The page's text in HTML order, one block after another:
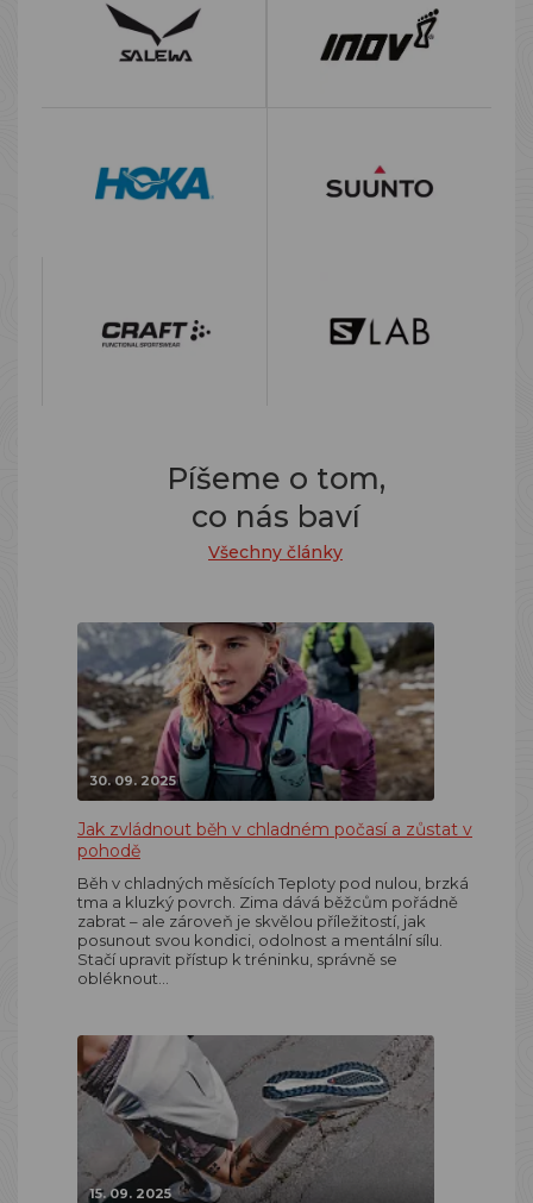
Píšeme o tom,
co nás baví
Všechny články
30. 09. 2025
Jak zvládnout běh v chladném počasí a zůstat v
pohodě
Běh v chladných měsících Teploty pod nulou, brzká
tma a kluzký povrch. Zima dává běžcům pořádně
zabrat – ale zároveň je skvělou příležitostí, jak
posunout svou kondici, odolnost a mentální sílu.
Stačí upravit přístup k tréninku, správně se
obléknout…
15. 09. 2025